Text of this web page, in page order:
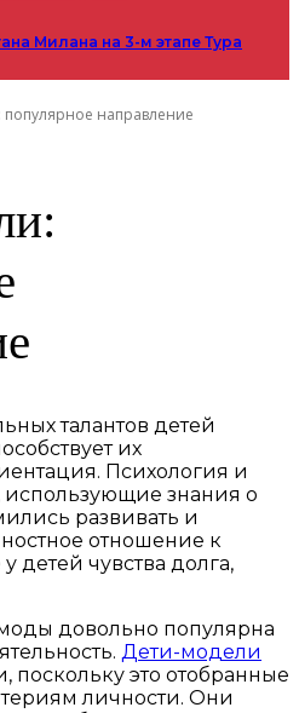
Милана на 3-м этапе Тура
направление
талантов детей
их
Психология и
использующие знания о
развивать и
отношение к
детей чувства долга,
довольно популярна
Дети-модели
поскольку это отобранные
личности. Они